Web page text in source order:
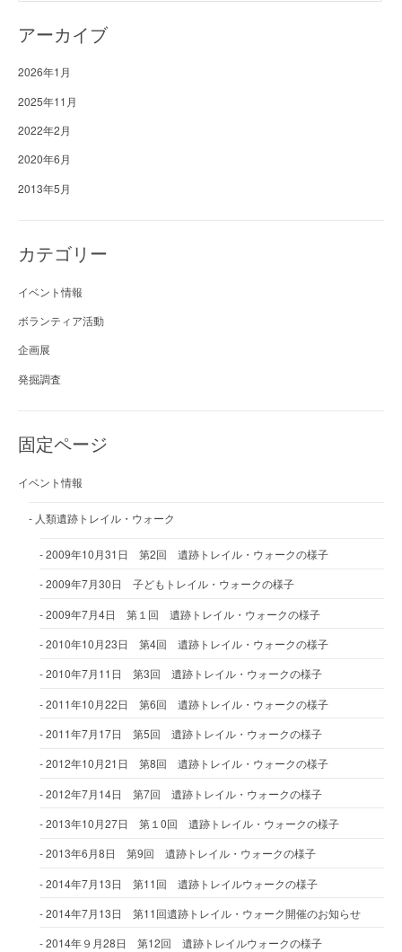
アーカイブ
2026年1月
2025年11月
2022年2月
2020年6月
2013年5月
カテゴリー
イベント情報
ボランティア活動
企画展
発掘調査
固定ページ
イベント情報
人類遺跡トレイル・ウォーク
2009年10月31日 第2回 遺跡トレイル・ウォークの様子
2009年7月30日 子どもトレイル・ウォークの様子
2009年7月4日 第１回 遺跡トレイル・ウォークの様子
2010年10月23日 第4回 遺跡トレイル・ウォークの様子
2010年7月11日 第3回 遺跡トレイル・ウォークの様子
2011年10月22日 第6回 遺跡トレイル・ウォークの様子
2011年7月17日 第5回 遺跡トレイル・ウォークの様子
2012年10月21日 第8回 遺跡トレイル・ウォークの様子
2012年7月14日 第7回 遺跡トレイル・ウォークの様子
2013年10月27日 第１0回 遺跡トレイル・ウォークの様子
2013年6月8日 第9回 遺跡トレイル・ウォークの様子
2014年7月13日 第11回 遺跡トレイルウォークの様子
2014年7月13日 第11回遺跡トレイル・ウォーク開催のお知らせ
2014年９月28日 第12回 遺跡トレイルウォークの様子